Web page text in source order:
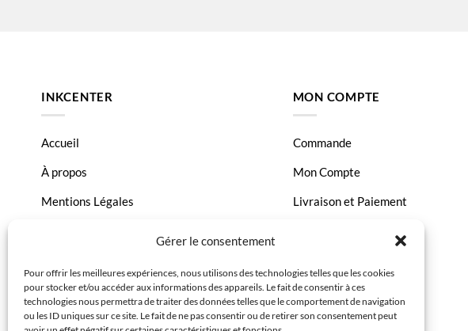
Gérer le consentement
Pour offrir les meilleures expériences, nous utilisons des technologies telles que les cookies
pour stocker et/ou accéder aux informations des appareils. Le fait de consentir à ces
technologies nous permettra de traiter des données telles que le comportement de navigation
ou les ID uniques sur ce site. Le fait de ne pas consentir ou de retirer son consentement peut
INKCENTER
Accueil
À propos
Mentions Légales
Politique de confidentialité
MON COMPTE
Commande
Mon Compte
Livraison et Paiement